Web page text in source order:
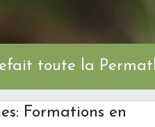
refait toute la
Formations en